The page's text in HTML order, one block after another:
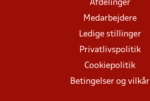
Afdelinger
Medarbejdere
Ledige stillinger
Privatlivspolitik
Cookiepolitik
Betingelser og vilkår